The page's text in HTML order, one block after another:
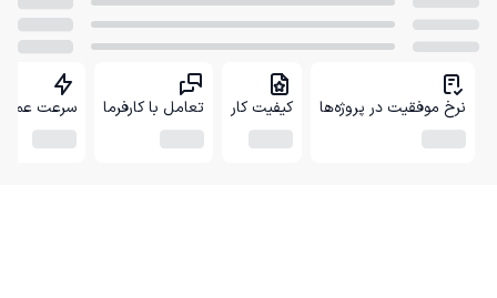
نرخ موفقیت در پروژه‌ها کیفیت کار تعامل با کارفرما سرعت عمل